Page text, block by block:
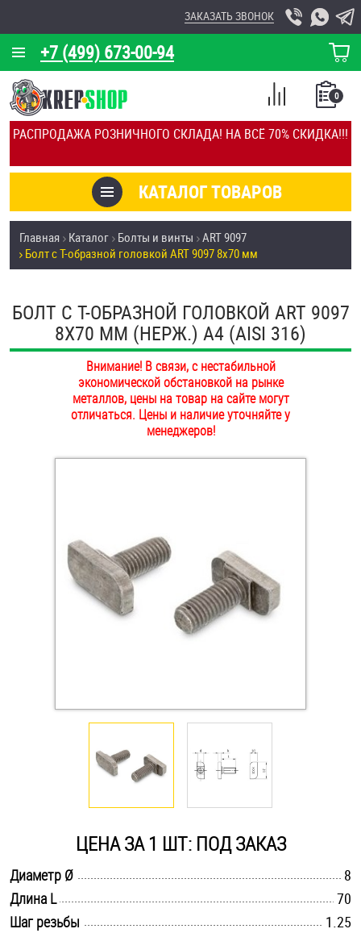
РАСПРОДАЖА РОЗНИЧНОГО СКЛАДА! НА ВСЁ 70% СКИДКА!!!
+7 (499) 673-00-94
ЗАКАЗАТЬ ЗВОНОК
КОРЗИНА
О КОМПАНИИ
КАЛЬКУЛЯТОР
ОТЗЫВЫ
УСЛУГИ
СКИДКИ
ОПТ
ПОКУПАТЕЛЯМ
ОПЛАТА И ДОСТАВКА
НАШИ МАГАЗИНЫ
КАТАЛОГ ТОВАРОВ
0
СПИСОК
СРАВНЕНИЕ
Товары со скидкой
Анкеры
Антивандальный крепёж, инструмент
Болты и винты
Втулки
Заклепки (Гайки-Заклепки)
Инструмент
Крюки, кольца с шурупной резьбой
Оснастка и аксессуары для яхт
Саморезы и шурупы
Стопорные кольца
Главная Каталог Болты и винты ART 9097
Болт с Т-образной головкой ART 9097 8х70 мм
БОЛТ С Т-ОБРАЗНОЙ ГОЛОВКОЙ ART 9097
8Х70 ММ (НЕРЖ.) A4 (AISI 316)
Внимание! В связи, с нестабильной
экономической обстановкой на рынке
металлов, цены на товар на сайте могут
отличаться. Цены и наличие уточняйте у
менеджеров!
ЦЕНА ЗА 1 ШТ: ПОД ЗАКАЗ
Диаметр Ø
8
Длина L
70
Шаг резьбы
1.25